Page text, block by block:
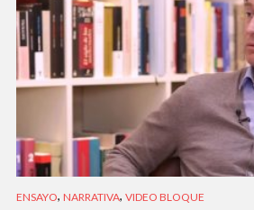
ENSAYO, NARRATIVA, VIDEO BLOQUE